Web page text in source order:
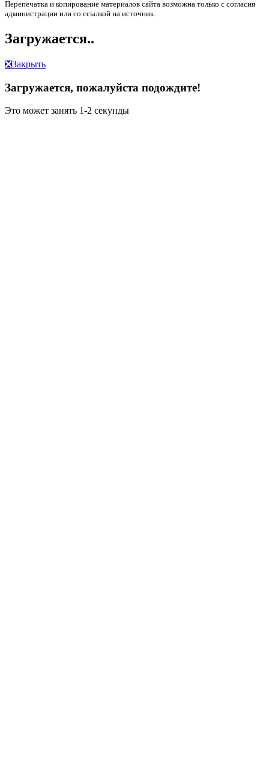
Перепечатка и копирование материалов сайта возможна только с согласия
администрации или со ссылкой на источник.
Загружается..
❎Закрыть
Загружается, пожалуйста подождите!
Это может занять 1-2 секунды